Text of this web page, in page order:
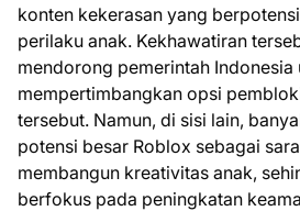
konten kekerasan yang
perilaku anak. Kekhawatiran
mendorong pemerintah Indonesia
mempertimbangkan opsi
tersebut. Namun, di sisi lain,
potensi besar Roblox sebagai
membangun kreativitas anak,
berfokus pada peningkatan